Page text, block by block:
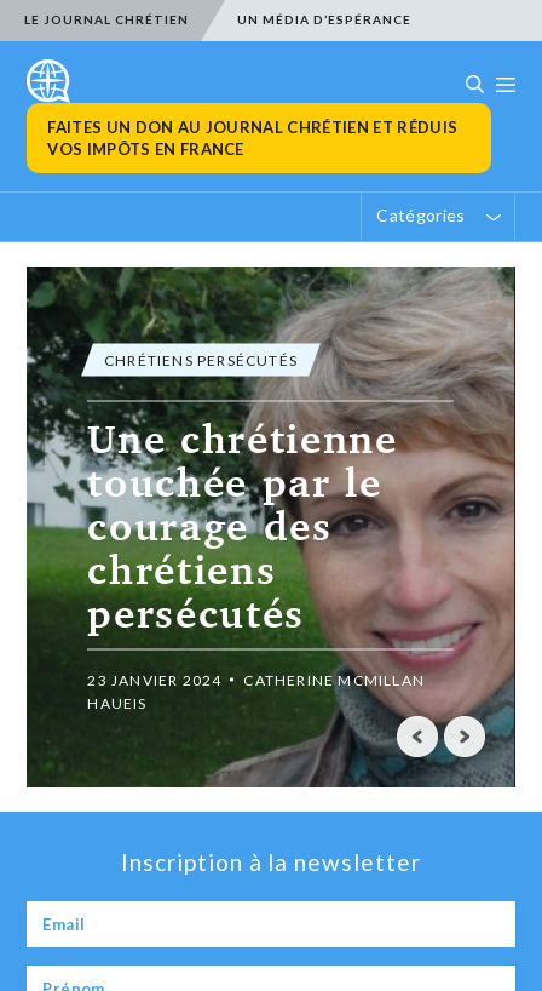
LE JOURNAL CHRÉTIEN UN MÉDIA D’ESPÉRANCE
FAITES UN DON AU JOURNAL CHRÉTIEN ET RÉDUIS
VOS IMPÔTS EN FRANCE
Catégories
ACTUALITÉS
NE DONNONS
PAS ACCES A
SATAN
1 JUIN 2023 PASTEUR GNAMBRY LOPEZ
Inscription à la newsletter